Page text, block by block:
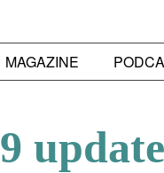
MAGAZINE